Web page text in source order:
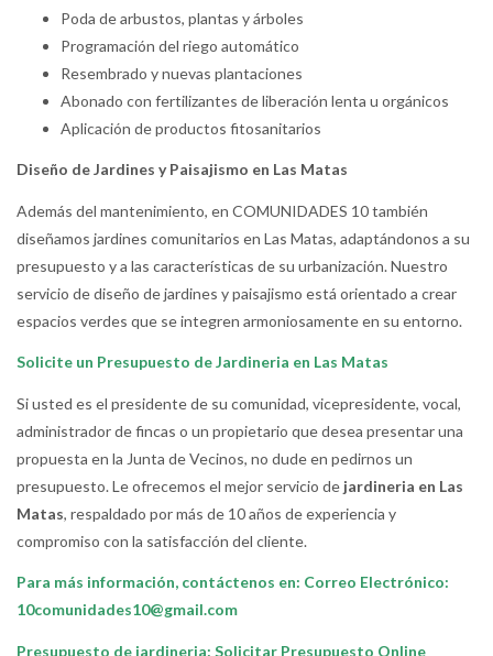
Poda de arbustos, plantas y árboles
Programación del riego automático
Resembrado y nuevas plantaciones
Abonado con fertilizantes de liberación lenta u orgánicos
Aplicación de productos fitosanitarios
Diseño de Jardines y Paisajismo en Las Matas
Además del mantenimiento, en COMUNIDADES 10 también
diseñamos jardines comunitarios en Las Matas, adaptándonos a su
presupuesto y a las características de su urbanización. Nuestro
servicio de diseño de jardines y paisajismo está orientado a crear
espacios verdes que se integren armoniosamente en su entorno.
Solicite un Presupuesto de Jardineria en Las Matas
Si usted es el presidente de su comunidad, vicepresidente, vocal,
administrador de fincas o un propietario que desea presentar una
propuesta en la Junta de Vecinos, no dude en pedirnos un
presupuesto. Le ofrecemos el mejor servicio de jardineria en Las
Matas, respaldado por más de 10 años de experiencia y
compromiso con la satisfacción del cliente.
Para más información, contáctenos en: Correo Electrónico:
10comunidades10@gmail.com
Presupuesto de jardineria: Solicitar Presupuesto Online